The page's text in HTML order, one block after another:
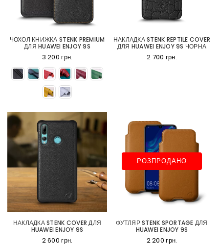
ЧОХОЛ КНИЖКА STENK PREMIUM
ДЛЯ HUAWEI ENJOY 9S
3 200 грн.
НАКЛАДКА STENK REPTILE COVER
ДЛЯ HUAWEI ENJOY 9S ЧОРНА
2 700 грн.
НАКЛАДКА STENK COVER ДЛЯ
HUAWEI ENJOY 9S
2 600 грн.
РОЗПРОДАНО
ФУТЛЯР STENK SPORTAGE ДЛЯ
HUAWEI ENJOY 9S
2 200 грн.